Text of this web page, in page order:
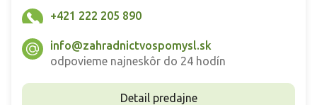
+421 222 205 890
info@zahradnictvospomysl.sk
odpovieme najneskôr do 24 hodín
Detail predajne